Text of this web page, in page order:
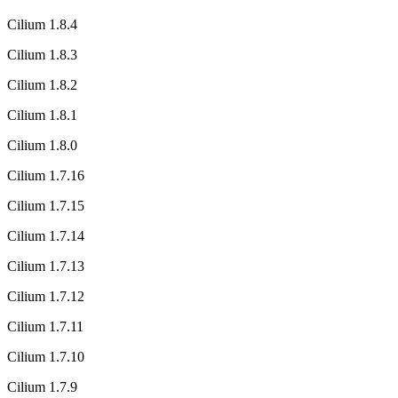
Cilium 1.8.4
Cilium 1.8.3
Cilium 1.8.2
Cilium 1.8.1
Cilium 1.8.0
Cilium 1.7.16
Cilium 1.7.15
Cilium 1.7.14
Cilium 1.7.13
Cilium 1.7.12
Cilium 1.7.11
Cilium 1.7.10
Cilium 1.7.9